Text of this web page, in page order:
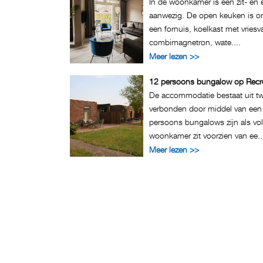
aanwezig. De open keuken is
een fornuis, koelkast met
combimagnetron, wate....
Meer lezen >>
12 persoons bungalow op
De accommodatie bestaat uit
verbonden door middel van
persoons bungalows zijn als
woonkamer zit voorzien van
Meer lezen >>